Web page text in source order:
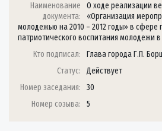
Наименование
документа:
О ходе реализации
«Организация
молодежью на 2010 – 2012 годы» в сфере
патриотического воспитания молодежи в
Кто подписал:
Глава города Г.П.
Статус:
Действует
Номер заседания:
30
Номер созыва:
5